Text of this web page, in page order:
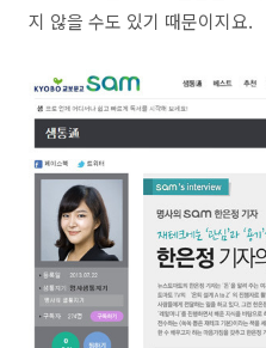
지 않을 수도 있기 때문이지요.